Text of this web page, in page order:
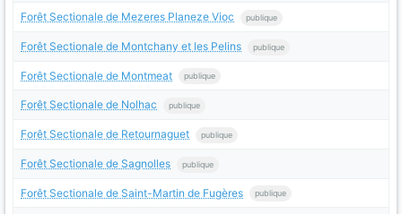
Forêt Sectionale de Mezeres Planeze Vioc publique
Forêt Sectionale de Montchany et les Pelins publique
Forêt Sectionale de Montmeat publique
Forêt Sectionale de Nolhac publique
Forêt Sectionale de Retournaguet publique
Forêt Sectionale de Sagnolles publique
Forêt Sectionale de Saint-Martin de Fugères publique